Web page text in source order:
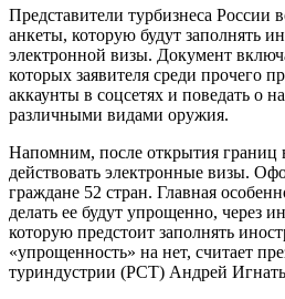
Представители турбизнеса России
анкеты, которую будут заполнять
электронной визы. Документ
которых заявителя среди прочего
аккаунты в соцсетях и поведать о
различными видами оружия.
Напомним, после открытия границ
действовать электронные визы.
граждане 52 стран. Главная
делать ее будут упрощенно, через
которую предстоит заполнять
«упрощенность» на нет, считает
туриндустрии (РСТ) Андрей